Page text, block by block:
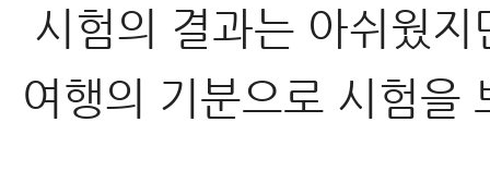
시험의 결과는 아쉬웠
여행의 기분으로 시험을